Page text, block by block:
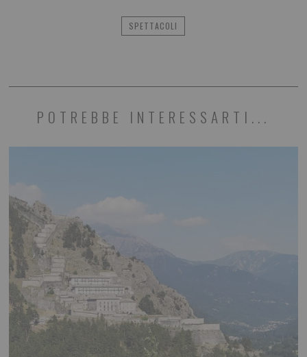
SPETTACOLI
POTREBBE INTERESSARTI...